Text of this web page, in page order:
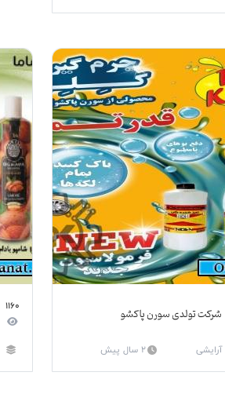
شرکت تولدی سورن پاکشو
آرایشی 2 سال پیش
1160